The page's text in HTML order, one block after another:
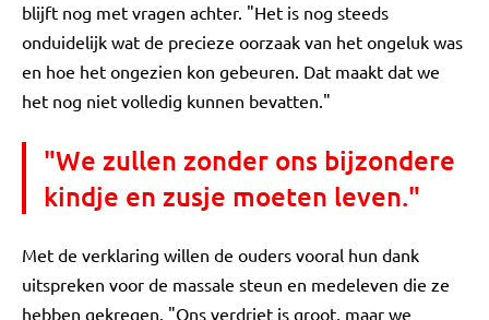
blijft nog met vragen achter. "Het is nog steeds
onduidelijk wat de precieze oorzaak van het ongeluk was
en hoe het ongezien kon gebeuren. Dat maakt dat we
het nog niet volledig kunnen bevatten."
"We zullen zonder ons bijzondere
kindje en zusje moeten leven."
Met de verklaring willen de ouders vooral hun dank
uitspreken voor de massale steun en medeleven die ze
hebben gekregen. "Ons verdriet is groot, maar we